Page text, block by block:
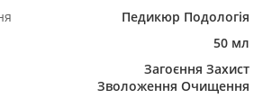
Педикюр Подологія
50 мл
Загоєння Захист
Зволоження Очищення